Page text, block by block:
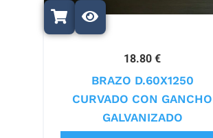
18.80 €
BRAZO D.60X1250
CURVADO CON GANCHO
GALVANIZADO